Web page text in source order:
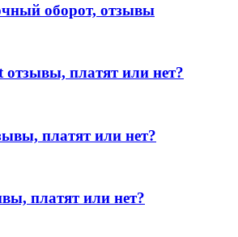
оборот, отзывы
отзывы, платят или нет?
платят или нет?
платят или нет?